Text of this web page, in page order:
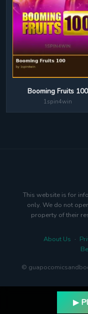
Booming Fruits 100
1spin4win
This website is for
only. We do not
property of their
About Us ·
©
▶